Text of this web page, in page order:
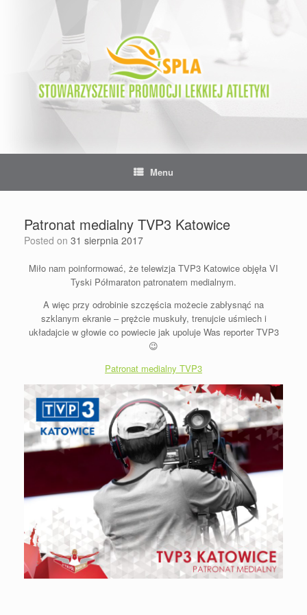
Menu
Patronat medialny TVP3 Katowice
Posted on 31 sierpnia 2017
Miło nam poinformować, że telewizja TVP3 Katowice objęła VI
Tyski Półmaraton patronatem medialnym.
A więc przy odrobinie szczęścia możecie zabłysnąć na
szklanym ekranie – prężcie muskuły, trenujcie uśmiech i
układajcie w głowie co powiecie jak upoluje Was reporter TVP3
😉
Patronat medialny TVP3